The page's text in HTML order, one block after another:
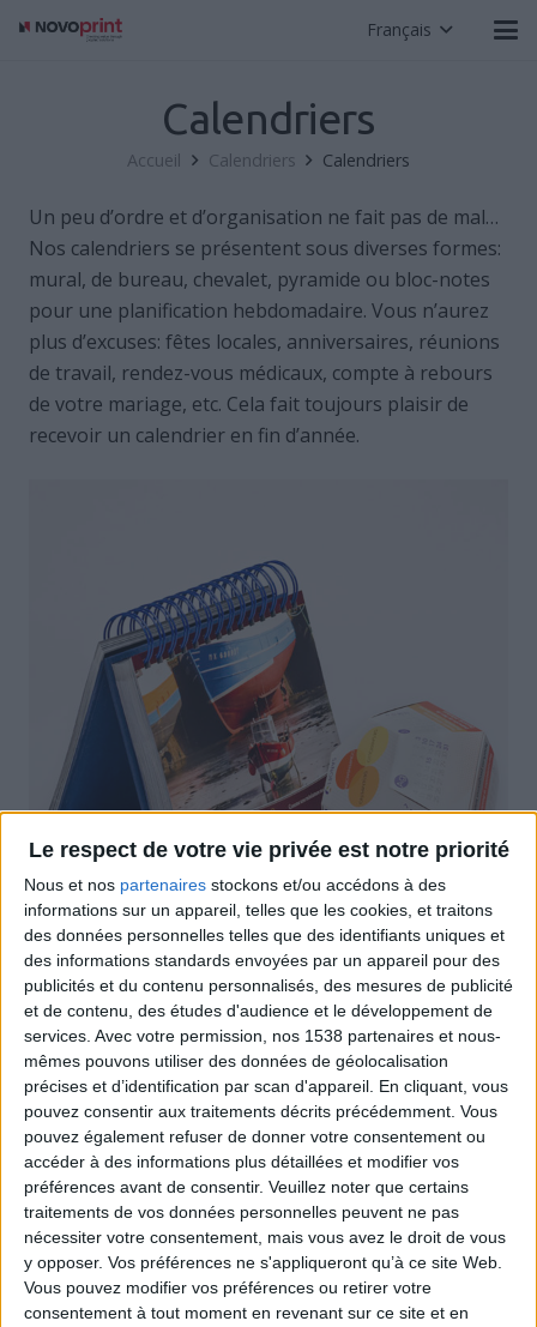
Le respect de votre vie privée est notre priorité
Nous et nos partenaires stockons et/ou accédons à des
informations sur un appareil, telles que les cookies, et traitons
des données personnelles telles que des identifiants uniques et
des informations standards envoyées par un appareil pour des
publicités et du contenu personnalisés, des mesures de publicité
et de contenu, des études d'audience et le développement de
services. Avec votre permission, nos 1538 partenaires et nous-
mêmes pouvons utiliser des données de géolocalisation
précises et d’identification par scan d'appareil. En cliquant, vous
pouvez consentir aux traitements décrits précédemment. Vous
pouvez également refuser de donner votre consentement ou
accéder à des informations plus détaillées et modifier vos
préférences avant de consentir. Veuillez noter que certains
traitements de vos données personnelles peuvent ne pas
nécessiter votre consentement, mais vous avez le droit de vous
y opposer. Vos préférences ne s'appliqueront qu’à ce site Web.
Vous pouvez modifier vos préférences ou retirer votre
consentement à tout moment en revenant sur ce site et en
Français
Calendriers
Accueil Calendriers Calendriers
Un peu d’ordre et d’organisation ne fait pas de mal…
Nos calendriers se présentent sous diverses formes:
mural, de bureau, chevalet, pyramide ou bloc-notes
pour une planification hebdomadaire. Vous n’aurez
plus d’excuses: fêtes locales, anniversaires, réunions
de travail, rendez-vous médicaux, compte à rebours
de votre mariage, etc. Cela fait toujours plaisir de
recevoir un calendrier en fin d’année.